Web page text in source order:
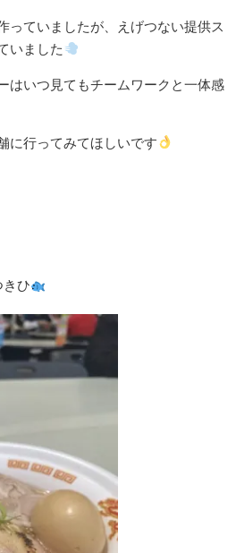
っていましたが、えげつない提供ス
いました
はいつ見てもチームワークと一体感
に行ってみてほしいです
ひ